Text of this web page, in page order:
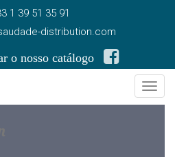
1 39 51 35 91
distribution.com
o nosso catálogo